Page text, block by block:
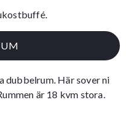
dubbelrum. Här sover ni
är 18 kvm stora.